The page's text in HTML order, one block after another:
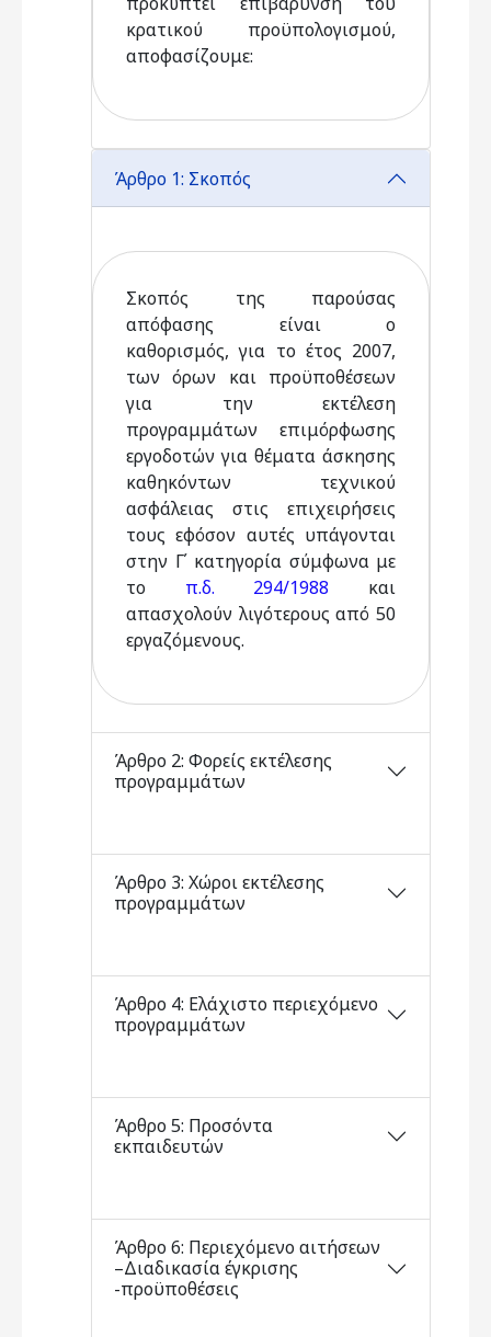
κρατικού προϋπολογισμού,
αποφασίζουμε:
Άρθρο 1: Σκοπός
Σκοπός της παρούσας
απόφασης είναι ο
καθορισμός, για το έτος 2007,
των όρων και προϋποθέσεων
για την εκτέλεση
προγραμμάτων επιμόρφωσης
εργοδοτών για θέματα άσκησης
καθηκόντων τεχνικού
ασφάλειας στις επιχειρήσεις
τους εφόσον αυτές υπάγονται
στην Γ΄ κατηγορία σύμφωνα με
το π.δ. 294/1988 και
απασχολούν λιγότερους από 50
εργαζόμενους.
Άρθρο 2: Φορείς εκτέλεσης
προγραμμάτων
Άρθρο 3: Χώροι εκτέλεσης
προγραμμάτων
Άρθρο 4: Ελάχιστο περιεχόμενο
προγραμμάτων
Άρθρο 5: Προσόντα
εκπαιδευτών
Άρθρο 6: Περιεχόμενο αιτήσεων
–Διαδικασία έγκρισης
-προϋποθέσεις